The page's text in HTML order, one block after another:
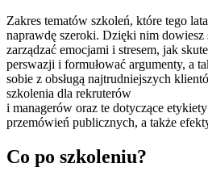
Zakres tematów szkoleń, które tego
naprawdę szeroki. Dzięki nim
zarządzać emocjami i stresem, jak
perswazji i formułować argumenty, a
sobie z obsługą najtrudniejszych
szkolenia dla rekruterów
i managerów oraz te dotyczące
przemówień publicznych, a także
Co po szkoleniu?